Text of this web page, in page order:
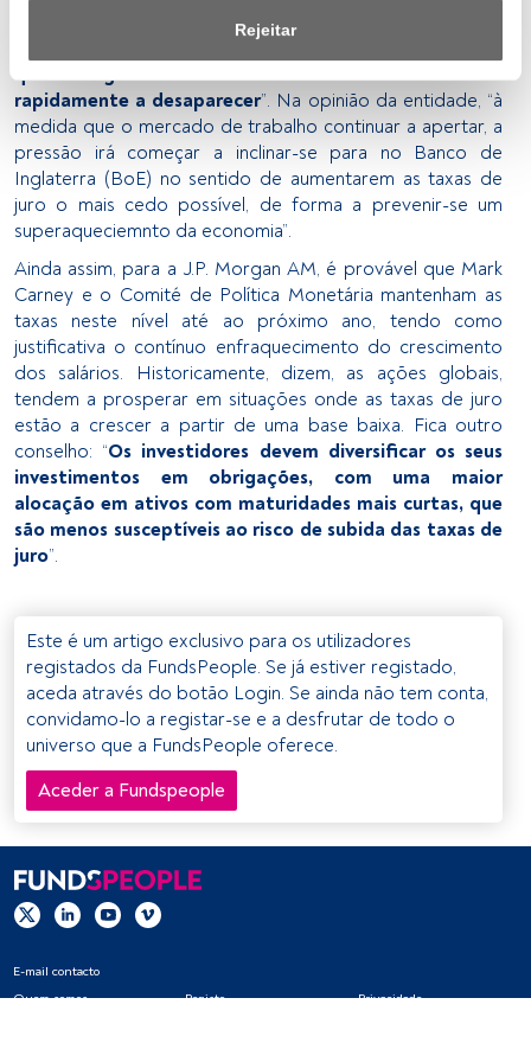
fornecer:
Utilizar dados de localização geográfica precisa. Analisar
ativamente as características do dispositivo para sua
identificação. Armazenar as informações num dispositivo
e/ou aceder às mesmas. Publicidade e conteúdo
pesquisa de audiência e desenvolvimento de serviços.
Lista de parceiros (fornecedores)
Rejeitar
elabora pode ler-se que “o declínio acentuado do
rapidamente a desaparecer”. Na opinião da entidade, “à
medida que o mercado de trabalho continuar a apertar, a
pressão irá começar a inclinar-se para no Banco de
Inglaterra (BoE) no sentido de aumentarem as taxas de
juro o mais cedo possível, de forma a prevenir-se um
superaqueciemnto da economia”.
Ainda assim, para a J.P. Morgan AM, é provável que Mark
Carney e o Comité de Política Monetária mantenham as
taxas neste nível até ao próximo ano, tendo como
justificativa o contínuo enfraquecimento do crescimento
dos salários. Historicamente, dizem, as ações globais,
tendem a prosperar em situações onde as taxas de juro
estão a crescer a partir de uma base baixa. Fica outro
conselho: “Os investidores devem diversificar os seus
investimentos em obrigações, com uma maior
alocação em ativos com maturidades mais curtas, que
são menos susceptíveis ao risco de subida das taxas de
juro”.
Este é um artigo exclusivo para os utilizadores
registados da FundsPeople. Se já estiver registado,
aceda através do botão Login. Se ainda não tem conta,
convidamo-lo a registar-se e a desfrutar de todo o
universo que a FundsPeople oferece.
Aceder a Fundspeople
E-mail contacto
Quem somos
Registo
Privacidade